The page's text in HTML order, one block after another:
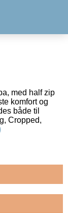
med half zip
komfort og
både til
Cropped,